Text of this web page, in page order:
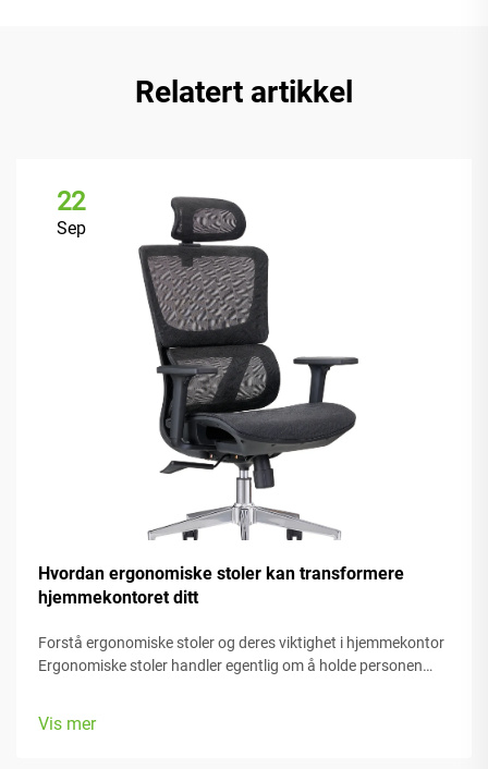
Relatert artikkel
22
Sep
Hvordan ergonomiske stoler kan transformere
hjemmekontoret ditt
Forstå ergonomiske stoler og deres viktighet i hjemmekontor
Ergonomiske stoler handler egentlig om å holde personen
modeller kommer med...
Vis mer